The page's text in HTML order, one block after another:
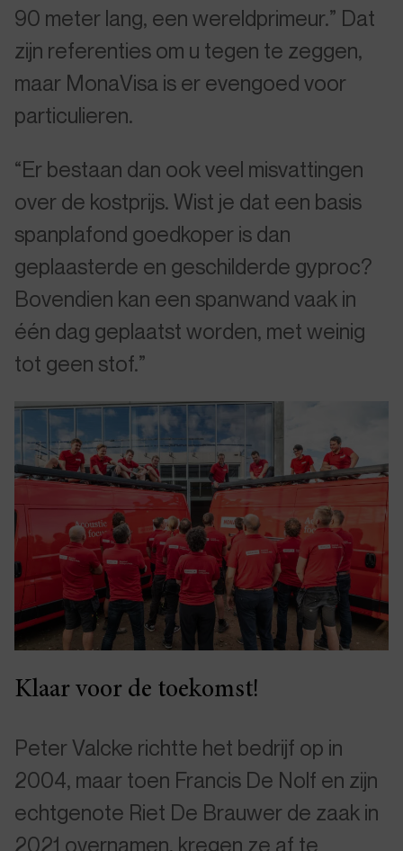
90 meter lang, een wereldprimeur.” Dat
zijn referenties om u tegen te zeggen,
maar MonaVisa is er evengoed voor
particulieren.
“Er bestaan dan ook veel misvattingen
over de kostprijs. Wist je dat een basis
spanplafond goedkoper is dan
geplaasterde en geschilderde gyproc?
Bovendien kan een spanwand vaak in
één dag geplaatst worden, met weinig
tot geen stof.”
Klaar voor de toekomst!
Peter Valcke richtte het bedrijf op in
2004, maar toen Francis De Nolf en zijn
echtgenote Riet De Brauwer de zaak in
2021 overnamen, kregen ze af te